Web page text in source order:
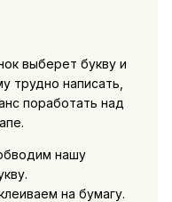
выберет букву и
трудно написать,
поработать над
нашу
на бумагу.